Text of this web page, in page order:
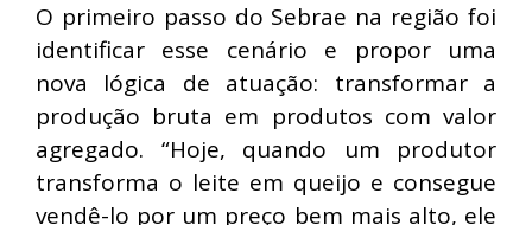
O primeiro passo do Sebrae na região foi
identificar esse cenário e propor uma
nova lógica de atuação: transformar a
produção bruta em produtos com valor
agregado. “Hoje, quando um produtor
transforma o leite em queijo e consegue
vendê-lo por um preço bem mais alto, ele